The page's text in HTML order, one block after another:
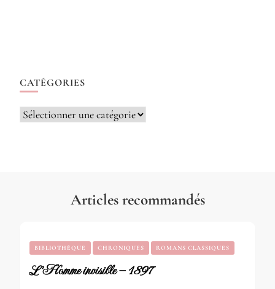
CATÉGORIES
Catégories
Articles recommandés
BIBLIOTHÈQUE CHRONIQUES ROMANS CLASSIQUES
L’Homme invisible – 1897